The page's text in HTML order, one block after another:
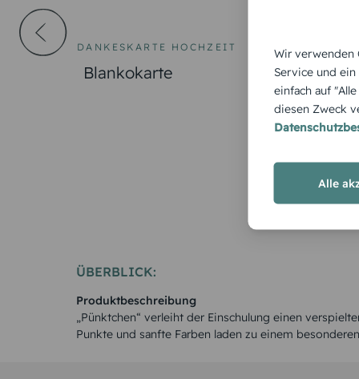
DANKESKARTE HOCHZEIT
Blankokarte
EINSCHULUNG
Mäuschen
ÜBERBLICK:
Produktbeschreibung
„Pünktchen“ verleiht der Einschulung einen
Punkte und sanfte Farben laden zu einem
Wir verwenden
Service und
einfach auf
diesen Zweck
Alle